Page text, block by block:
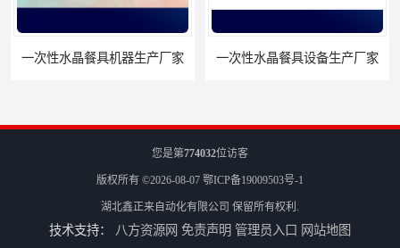
性水晶餐具机器生产厂家 一次性水晶餐具设备生产厂家
您是第774032位访客
版权所有 ©2026-08-07 鄂ICP备19009503号-1
湖北鑫正来自动化有限公司 保留所有权利.
技术支持： 八方资源网 免责声明 管理员入口 网站地图